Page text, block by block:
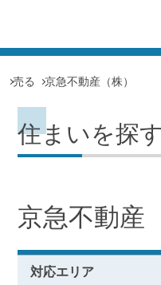
売る 京急不動産（株）
住まいを探す
京急不動産
対応エリア